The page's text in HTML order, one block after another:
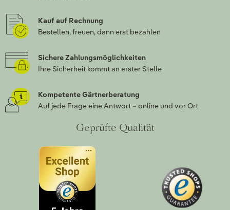
Kauf auf Rechnung
Bestellen, freuen, dann erst bezahlen
Sichere Zahlungsmöglichkeiten
Ihre Sicherheit kommt an erster Stelle
Kompetente Gärtnerberatung
Auf jede Frage eine Antwort – online und vor Ort
Geprüfte Qualität